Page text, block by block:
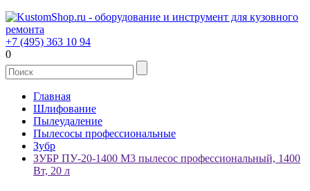
+7 (495) 363 10 94
0
Главная
Шлифование
Пылеудаление
Пылесосы профессиональные
Зубр
ЗУБР ПУ-20-1400 М3 пылесос профессиональный, 1400
Вт, 20 л